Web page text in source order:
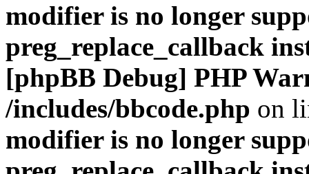
modifier is no longer
preg_replace_callback
[phpBB Debug] PHP
/includes/bbcode.php on
modifier is no longer